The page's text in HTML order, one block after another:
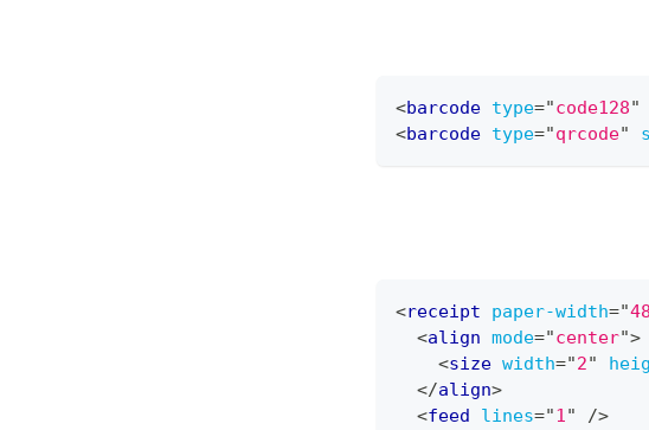
<barcode type="code128"
<barcode type="qrcode"
<receipt paper-width="48
<align mode="center">
<size width="2"
</align>
<feed lines="1"
/>